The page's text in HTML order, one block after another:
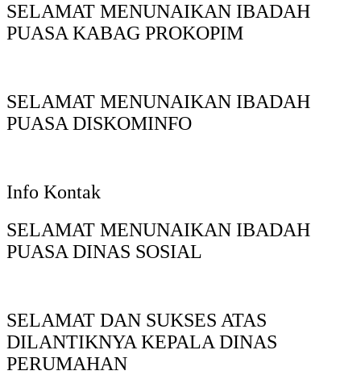
SELAMAT MENUNAIKAN IBADAH
PUASA KABAG PROKOPIM
SELAMAT MENUNAIKAN IBADAH
PUASA DISKOMINFO
Info Kontak
SELAMAT MENUNAIKAN IBADAH
PUASA DINAS SOSIAL
SELAMAT DAN SUKSES ATAS
DILANTIKNYA KEPALA DINAS
PERUMAHAN